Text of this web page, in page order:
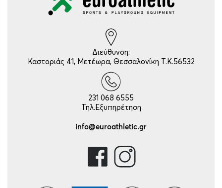
Διεύθυνση:
Καστοριάς 41, Μετέωρα, Θεσσαλονίκη Τ.Κ.56532
231 068 6555
Τηλ.Εξυπηρέτηση
info@euroathletic.gr